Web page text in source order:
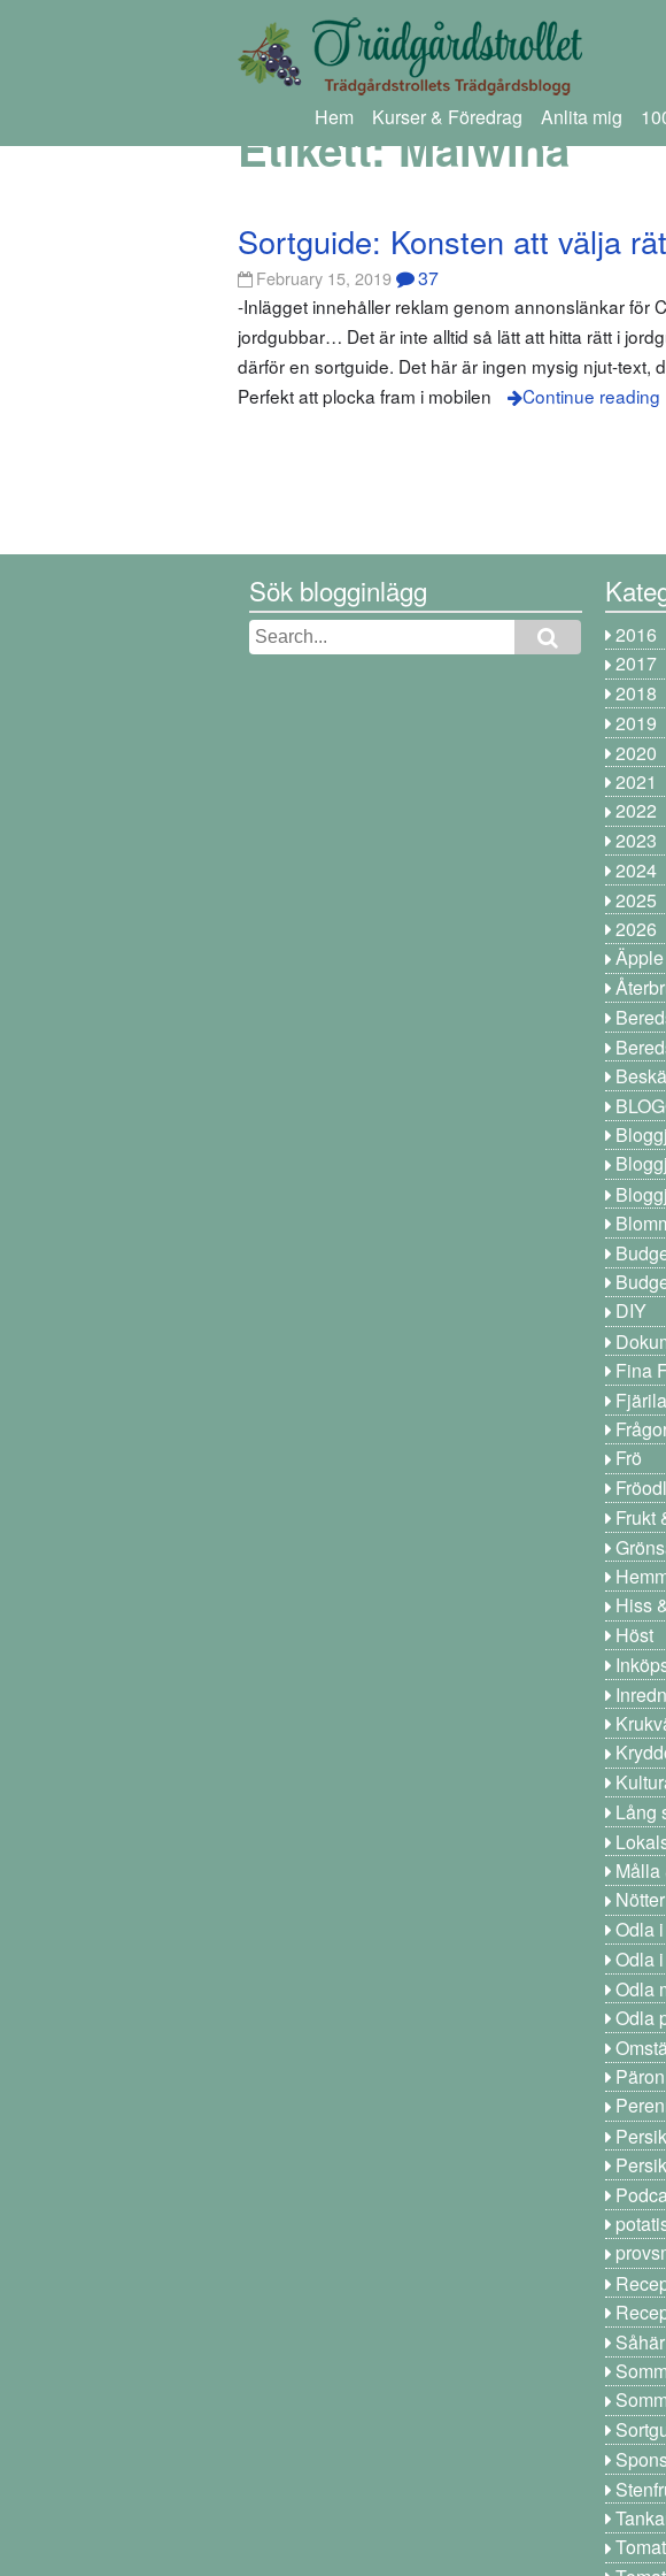
Hem Kurser & Föredrag Anlita mig
Etikett:Malwina
Sortguide: Konsten att välja
February 15, 2019 37
-Inlägget innehåller reklam genom annonslänkar för
jordgubbar… Det är inte alltid så lätt att hitta rätt i
därför en sortguide. Det här är ingen mysig njut-
Perfekt att plocka fram i mobilen
Continue reading
Sök blogginlägg
2016
2017
2018
2019
2020
2021
2022
2023
2024
2025
2026
Äpple
DIY
Fina
Frö
Frukt
Hiss
Höst
Lång
Målla
Nötter
Odla
Odla
Odla
Odla
Päron